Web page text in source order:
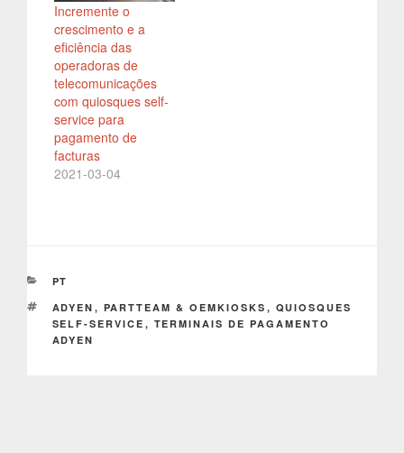
Incremente o
crescimento e a
eficiência das
operadoras de
telecomunicações
com quiosques self-
service para
pagamento de
facturas
2021-03-04
CATEGORIAS
PT
ETIQUETAS
ADYEN , PARTTEAM & OEMKIOSKS , QUIOSQUES
SELF-SERVICE , TERMINAIS DE PAGAMENTO
ADYEN